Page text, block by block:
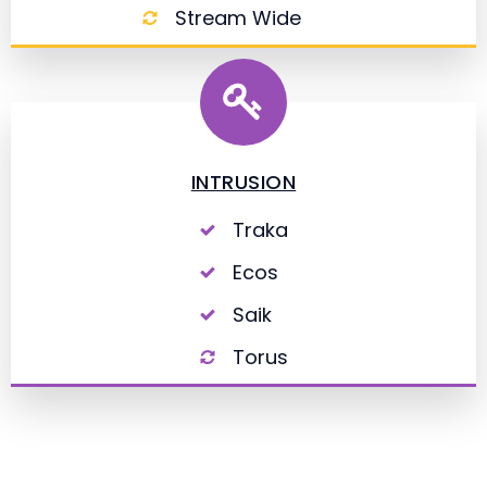
Stream Wide
INTRUSION
Traka
Ecos
Saik
Torus